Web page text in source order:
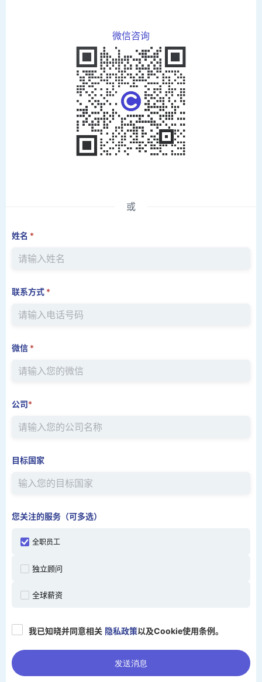
微信咨询
或
姓名 *
联系方式 *
微信 *
公司*
目标国家
您关注的服务（可多选）
全职员工
独立顾问
全球薪资
我已知晓并同意相关 隐私政策以及Cookie使用条例。